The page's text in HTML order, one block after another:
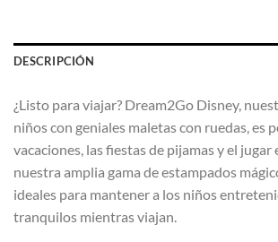
DESCRIPCIÓN
¿Listo para viajar? Dream2Go Disney,
niños con geniales maletas con ruedas, es
vacaciones, las fiestas de pijamas y el jugar
nuestra amplia gama de estampados
ideales para mantener a los niños
tranquilos mientras viajan.